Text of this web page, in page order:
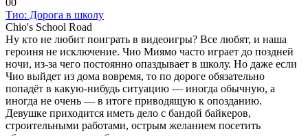
00
Тио: Дорога в школу
Chio's School Road
Ну кто не любит поиграть в видеоигры? Все любят, и наша
героиня не исключение. Чио Миямо часто играет до поздней
ночи, из-за чего постоянно опаздывает в школу. Но даже если
Чио выйдет из дома вовремя, то по дороге обязательно
попадёт в какую-нибудь ситуацию — иногда обычную, а
иногда не очень — в итоге приводящую к опозданию.
Девушке приходится иметь дело с бандой байкеров,
строительными работами, острым желанием посетить